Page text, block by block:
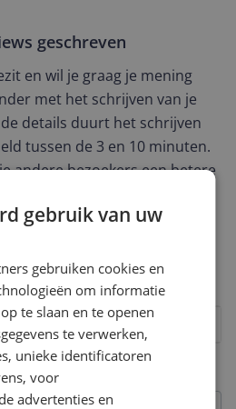
geschreven
en wil je graag je mening
met het schrijven van je
details duurt het schrijven
tussen de 3 en 10 minuten.
andere bezoekers een betere
je iedere maand kans op
actievoorwaarden.
8
5
1 van 4
gebruik van uw
gebruiken cookies en
om informatie
te slaan en te openen
te verwerken,
unieke identificatoren
voor
advertenties en